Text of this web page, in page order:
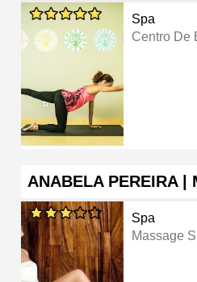
Spa
Centro De
ANABELA PEREIRA
Spa
Massage